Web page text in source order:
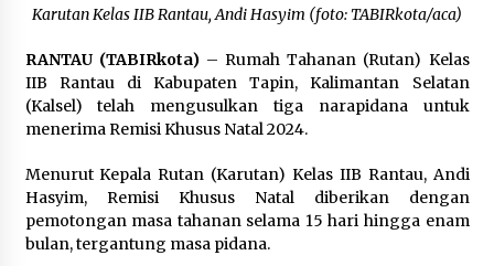
HST Tewas Tenggelam di Sungai Kajung
Cetak SDM Berkualitas, Bupati Balangan
Salurkan Bantuan Pendidikan kepada 2.751
Santri
Kembangkan Menu Pangan Lokal, TP PKK
Balangan Boyong Trofi Juara Pertama Lomba
B2SA Kalsel
Agustus 6, 2026
Karutan Kelas IIB Rantau, Andi Hasyim (foto: TABIRkota/aca)
RANTAU (TABIRkota) – Rumah Tahanan (Rutan) Kelas
IIB Rantau di Kabupaten Tapin, Kalimantan Selatan
(Kalsel) telah mengusulkan tiga narapidana untuk
menerima Remisi Khusus Natal 2024.
Menurut Kepala Rutan (Karutan) Kelas IIB Rantau, Andi
Hasyim, Remisi Khusus Natal diberikan dengan
pemotongan masa tahanan selama 15 hari hingga enam
bulan, tergantung masa pidana.